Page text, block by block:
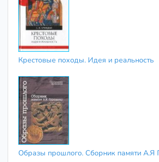
Крестовые походы. Идея и реальность
Образы прошлого. Сборник памяти А.Я